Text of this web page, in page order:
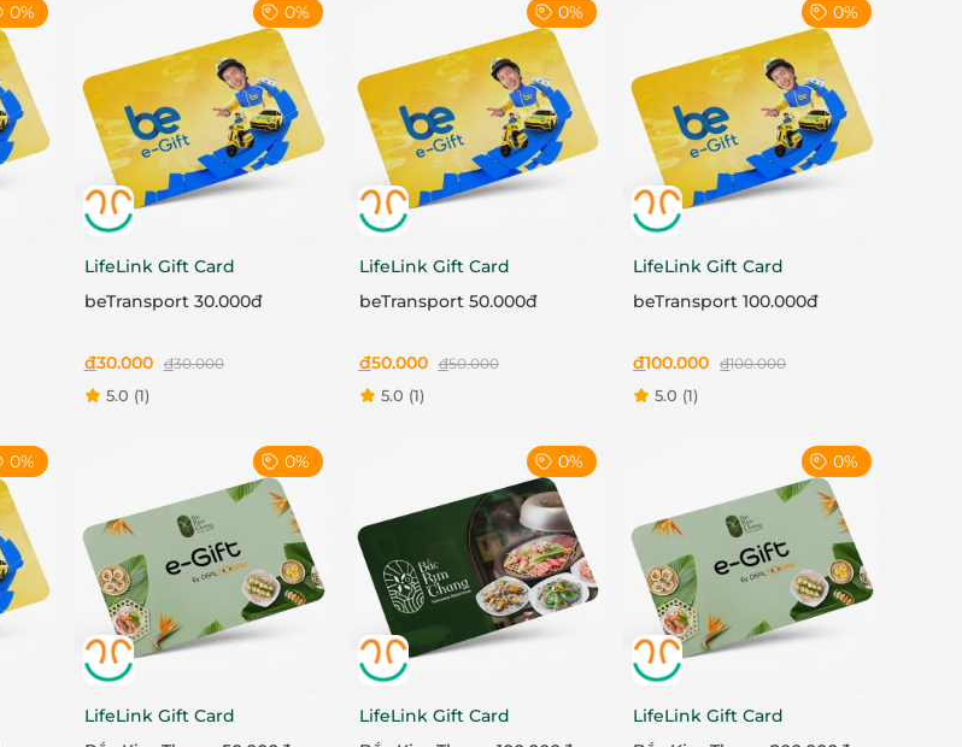
0% 0%
LifeLink Gift Card
beTransport 30.000đ
đ30.000 đ30.000
5.0 (1)
0%
LifeLink Gift Card
beTransport 50.000đ
đ50.000 đ50.000
5.0 (1)
0%
LifeLink Gift Card
beTransport 100.000đ
đ100.000 đ100.000
5.0 (1)
0% 0%
LifeLink Gift Card
0%
LifeLink Gift Card
0%
LifeLink Gift Card